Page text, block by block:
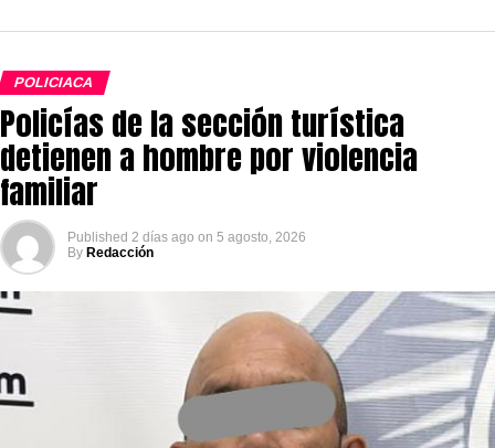
POLICIACA
Policías de la sección turística
detienen a hombre por violencia
familiar
Published 2 días ago on 5 agosto, 2026
By Redacción